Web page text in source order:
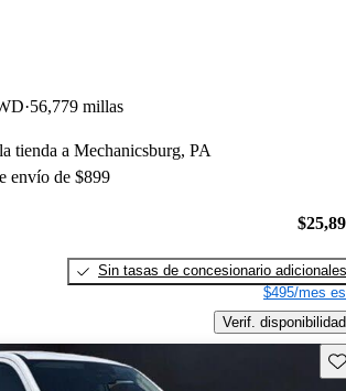
56,779 millas
tienda a Mechanicsburg, PA
envío de $899
Sin tasas de concesionario adicionales
$495/mes
Verif. disponibilidad